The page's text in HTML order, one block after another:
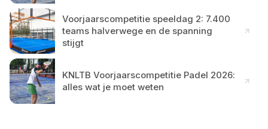
Voorjaarscompetitie speeldag 2: 7.400
teams halverwege en de spanning
stijgt
KNLTB Voorjaarscompetitie Padel 2026:
alles wat je moet weten